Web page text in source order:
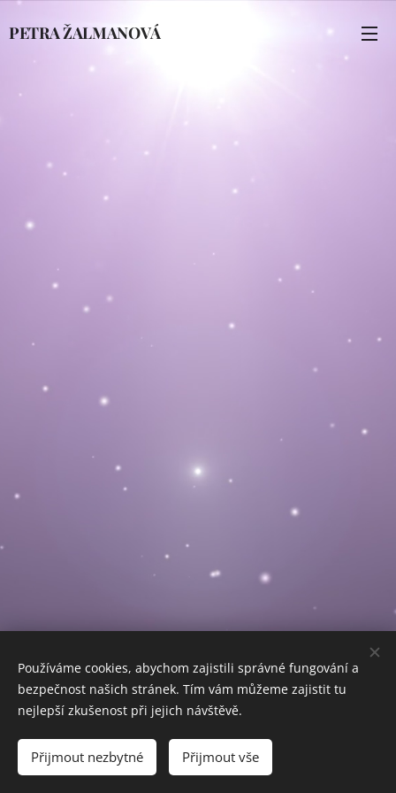
PETRA ŽALMANOVÁ
Vytvořeno službou Webnode Cookies
Používáme cookies, abychom zajistili správné fungování a
bezpečnost našich stránek. Tím vám můžeme zajistit tu
nejlepší zkušenost při jejich návštěvě.
Přijmout nezbytné Přijmout vše